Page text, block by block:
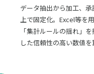
データ抽出から加工、
上で固定化。Excel等を
「集計ルールの揺れ」
した信頼性の高い数値を